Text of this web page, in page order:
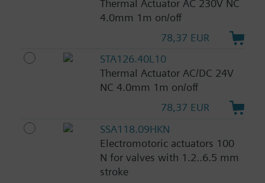
Thermal Actuator AC 230V NC
4.0mm 1m on/off
78,37 EUR
STA126.40L10
Thermal Actuator AC/DC 24V
NC 4.0mm 1m on/off
78,37 EUR
SSA118.09HKN
Electromotoric actuators 100
N for valves with 1.2..6.5 mm
stroke